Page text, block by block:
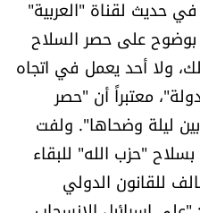
حديث لقناة "العربية"
بوضوح على حصر السلاح
ولا أحد يعمل في اتجاه
معتبراً أن "حصر
ليلة وضحاها". ولفت
"حزب الله" للبقاء
للقانون الدولي